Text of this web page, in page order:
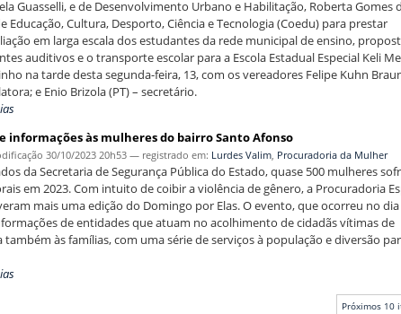
Guasselli, e de Desenvolvimento Urbano e Habilitação, Roberta Gomes
Cultura, Desporto, Ciência e Tecnologia (Coedu) para prestar
em larga escala dos estudantes da rede municipal de ensino,
auditivos e o transporte escolar para a Escola Estadual Especial Keli
na tarde desta segunda-feira, 13, com os vereadores Felipe Kuhn
e Enio Brizola (PT) – secretário.
informações às mulheres do bairro Santo Afonso
30/10/2023 20h53 — registrado em: Lurdes Valim, Procuradoria da Mulher
da Secretaria de Segurança Pública do Estado, quase 500 mulheres
em 2023. Com intuito de coibir a violência de gênero, a Procuradoria
mais uma edição do Domingo por Elas. O evento, que ocorreu no dia
de entidades que atuam no acolhimento de cidadãs vítimas de
também às famílias, com uma série de serviços à população e diversão
Próximos 10